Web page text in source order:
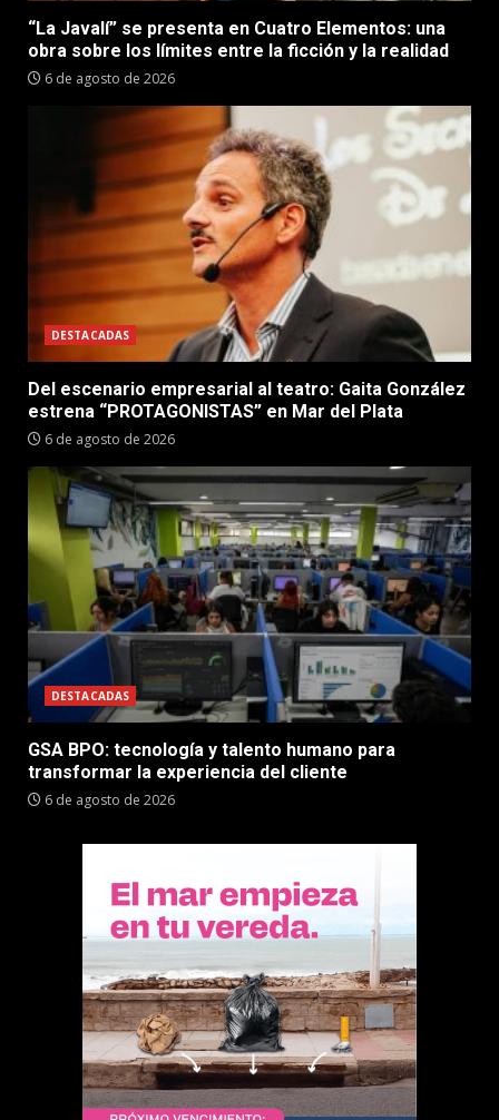
“La Javalí” se presenta en Cuatro Elementos: una
obra sobre los límites entre la ficción y la realidad
6 de agosto de 2026
DESTACADAS
Del escenario empresarial al teatro: Gaita González
estrena “PROTAGONISTAS” en Mar del Plata
6 de agosto de 2026
DESTACADAS
GSA BPO: tecnología y talento humano para
transformar la experiencia del cliente
6 de agosto de 2026